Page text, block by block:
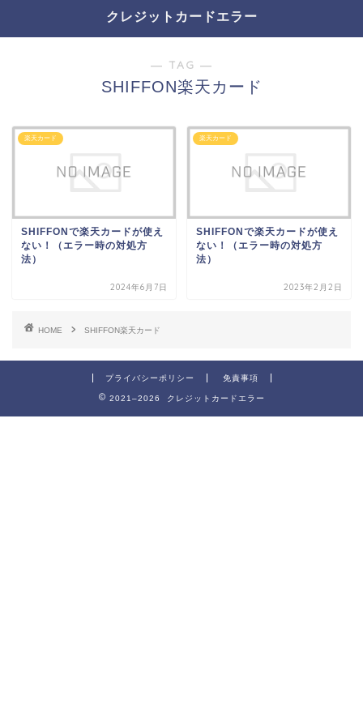
クレジットカードエラー
― TAG ―
SHIFFON楽天カード
楽天カード
SHIFFONで楽天カードが使え
ない！（エラー時の対処方
法）
2024年6月7日
楽天カード
SHIFFONで楽天カードが使え
ない！（エラー時の対処方
法）
2023年2月2日
HOME SHIFFON楽天カード
プライバシーポリシー 免責事項
2021–2026 クレジットカードエラー